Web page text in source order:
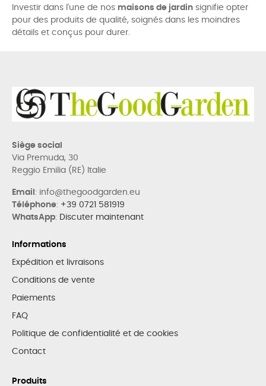
Investir dans l'une de nos maisons de jardin signifie opter
pour des produits de qualité, soignés dans les moindres
détails et conçus pour durer.
Siège social
Via Premuda, 30
Reggio Emilia (RE) Italie
Email : info@thegoodgarden.eu
Téléphone: +39 0721 581919
WhatsApp: Discuter maintenant
Informations
Expédition et livraisons
Conditions de vente
Paiements
FAQ
Politique de confidentialité et de cookies
Contact
Produits